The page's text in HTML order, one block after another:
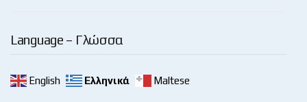
Language – Γλώσσα
English Ελληνικά Maltese